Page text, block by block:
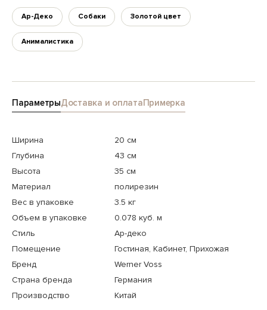
Ар-Деко Собаки Золотой цвет
Анималистика
ПараметрыДоставка и оплатаПримерка
Ширина
20 см
Глубина
43 см
Высота
35 см
Материал
полирезин
Вес в упаковке
3.5 кг
Объем в упаковке
0.078 куб. м
Стиль
Ар-деко
Помещение
Гостиная, Кабинет, Прихожая
Бренд
Werner Voss
Страна бренда
Германия
Производство
Китай